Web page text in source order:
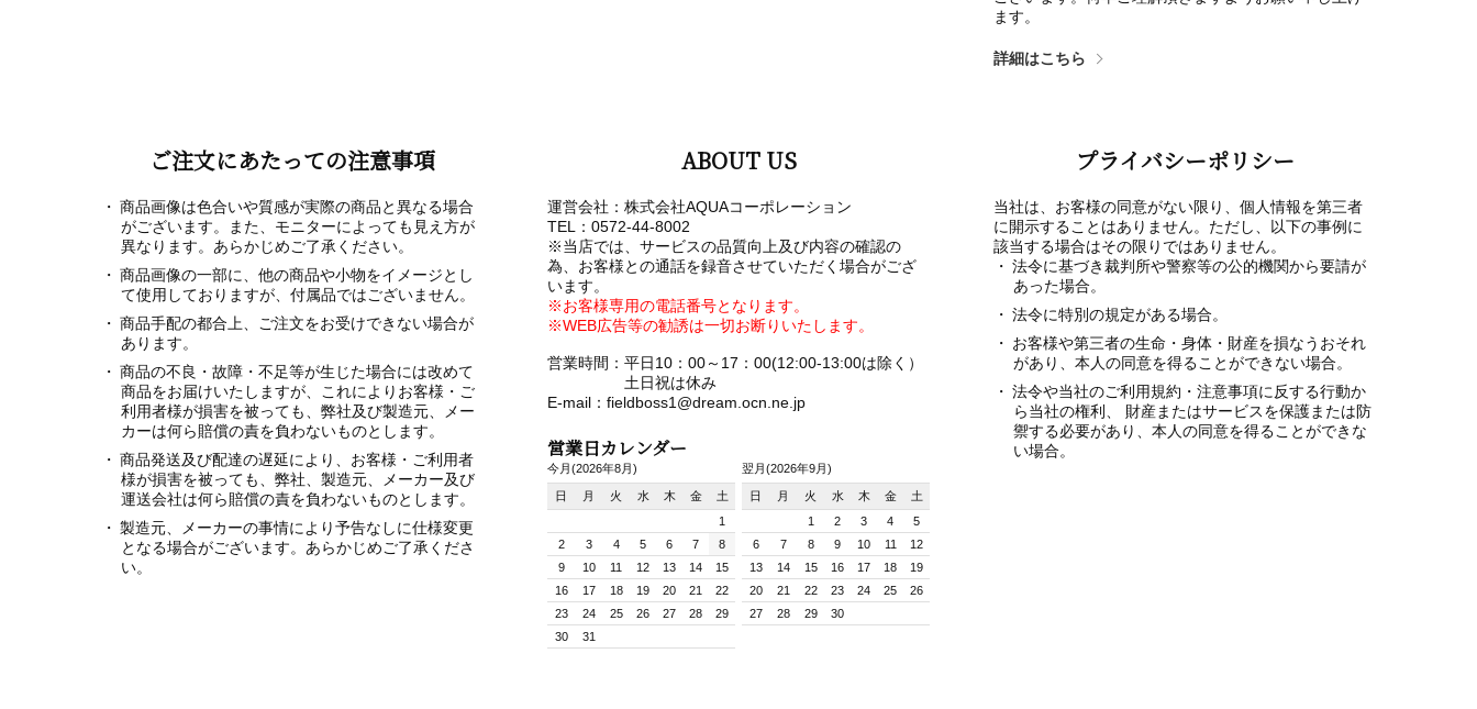
ます。
詳細はこちら
ご注文にあたっての注意事項
商品画像は色合いや質感が実際の商品と異なる場合
がございます。また、モニターによっても見え方が
異なります。あらかじめご了承ください。
商品画像の一部に、他の商品や小物をイメージとし
て使用しておりますが、付属品ではございません。
商品手配の都合上、ご注文をお受けできない場合が
あります。
商品の不良・故障・不足等が生じた場合には改めて
商品をお届けいたしますが、これによりお客様・ご
利用者様が損害を被っても、弊社及び製造元、メー
カーは何ら賠償の責を負わないものとします。
商品発送及び配達の遅延により、お客様・ご利用者
様が損害を被っても、弊社、製造元、メーカー及び
運送会社は何ら賠償の責を負わないものとします。
製造元、メーカーの事情により予告なしに仕様変更
となる場合がございます。あらかじめご了承くださ
い。
ABOUT US
運営会社：株式会社AQUAコーポレーション
TEL：0572-44-8002
※当店では、サービスの品質向上及び内容の確認の
為、お客様との通話を録音させていただく場合がござ
います。
※お客様専用の電話番号となります。
※WEB広告等の勧誘は一切お断りいたします。
営業時間：平日10：00～17：00(12:00-13:00は除く）
土日祝は休み
E-mail：fieldboss1@dream.ocn.ne.jp
営業日カレンダー
今月(2026年8月)
日 月 火 水 木 金
土
1
2
3 4 5 6 7
8
9
10 11 12 13 14
15
16
17 18 19 20 21
22
23
24 25 26 27 28
29
30
31
翌月(2026年9月)
日 月 火 水 木 金
土
1
2 3 4
5
6
7 8 9 10 11
12
13
14 15 16 17 18
19
20
21 22 23 24 25
26
27
28 29 30
プライバシーポリシー
当社は、お客様の同意がない限り、個人情報を第三者
に開示することはありません。ただし、以下の事例に
該当する場合はその限りではありません。
法令に基づき裁判所や警察等の公的機関から要請が
あった場合。
法令に特別の規定がある場合。
お客様や第三者の生命・身体・財産を損なうおそれ
があり、本人の同意を得ることができない場合。
法令や当社のご利用規約・注意事項に反する行動か
ら当社の権利、 財産またはサービスを保護または防
禦する必要があり、本人の同意を得ることができな
い場合。